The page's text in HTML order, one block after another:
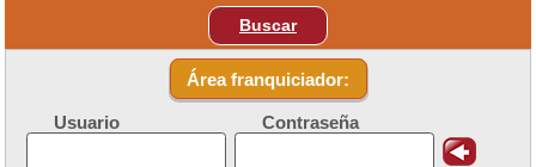
Buscar
Área franquiciador:
Usuario Contraseña